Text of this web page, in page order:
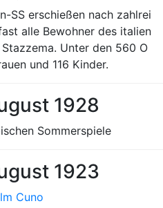
SS erschießen nach zahlrei
alle Bewohner des italien
Unter den 560 O
und 116 Kinder.
1928
Sommerspiele
1923
Cuno